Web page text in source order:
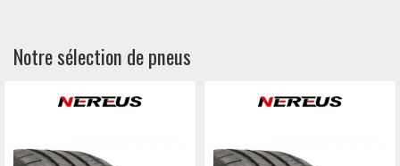
Notre sélection de pneus